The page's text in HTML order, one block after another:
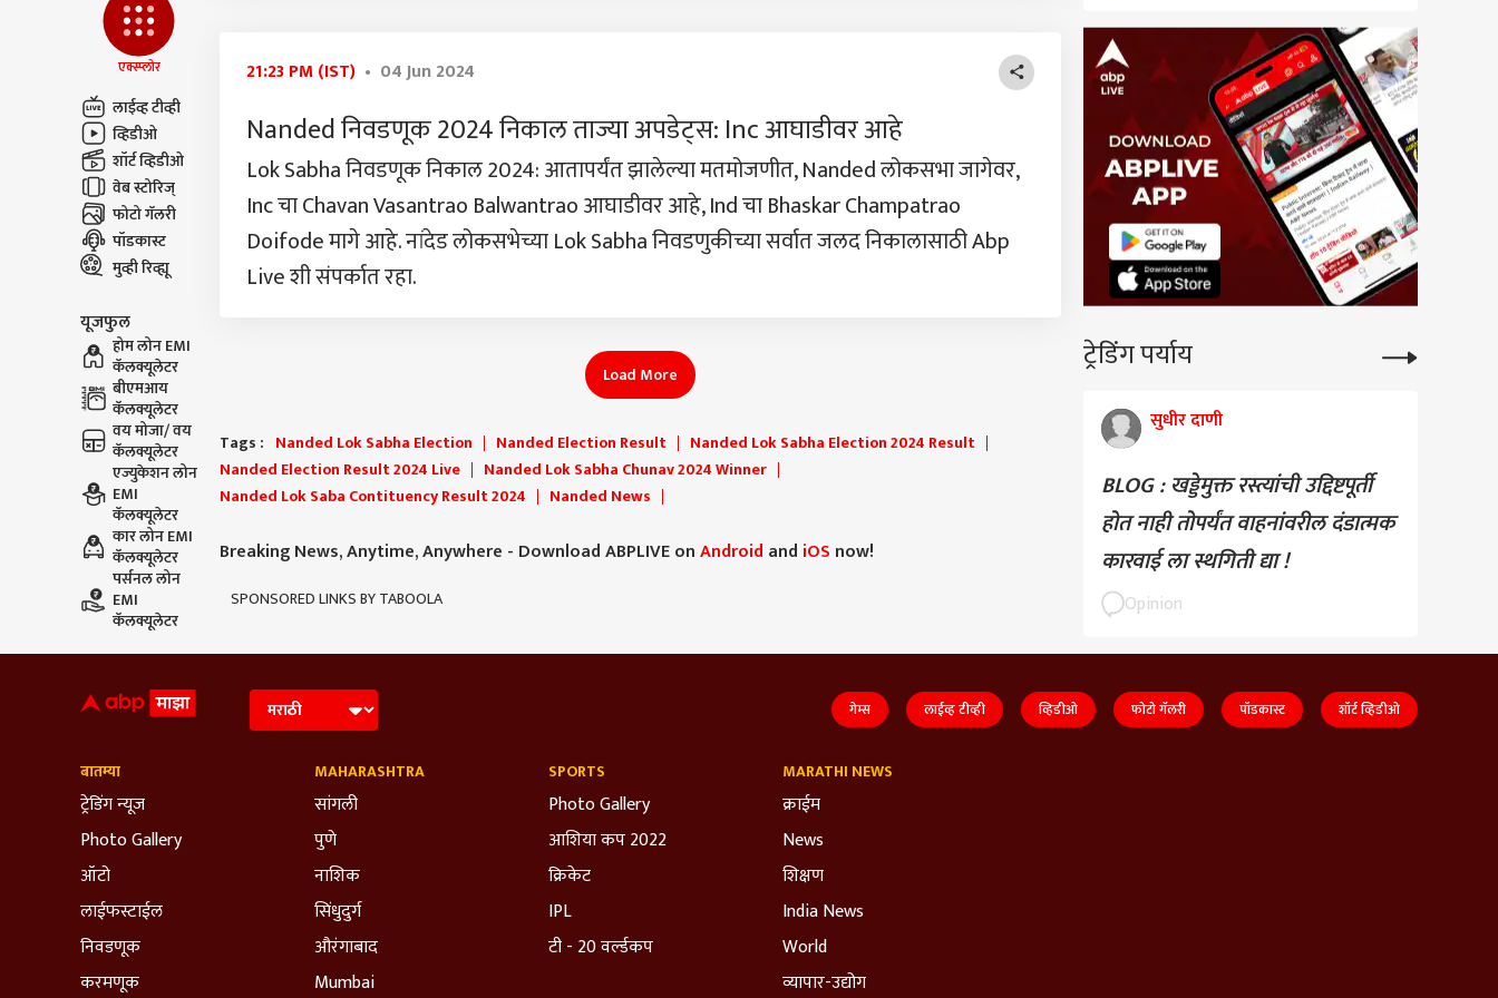
एक्स्प्लोर
लाईव्ह टीव्ही
व्हिडीओ
शॉर्ट व्हिडीओ
वेब स्टोरिज्
फोटो गॅलरी
पॉडकास्ट
मुव्ही रिव्ह्यू
यूजफुल
होम लोन EMI
कॅलक्यूलेटर
बीएमआय
कॅलक्यूलेटर
वय मोजा/ वय
कॅलक्यूलेटर
एज्युकेशन लोन
EMI
कॅलक्यूलेटर
कार लोन EMI
कॅलक्यूलेटर
पर्सनल लोन
EMI
कॅलक्यूलेटर
21:23 PM (IST) • 04 Jun 2024
Nanded निवडणूक 2024 निकाल ताज्या अपडेट्स: Inc आघाडीवर आहे
Lok Sabha निवडणूक निकाल 2024: आतापर्यंत झालेल्या मतमोजणीत, Nanded लोकसभा जागेवर,
Inc चा Chavan Vasantrao Balwantrao आघाडीवर आहे, Ind चा Bhaskar Champatrao
Doifode मागे आहे. नांदेड लोकसभेच्या Lok Sabha निवडणुकीच्या सर्वात जलद निकालासाठी Abp
Live शी संपर्कात रहा.
Load More
Tags : Nanded Lok Sabha Election Nanded Election Result
Nanded Lok Sabha Election 2024 Result
Nanded Election Result 2024 Live
Nanded Lok Sabha Chunav 2024 Winner
Nanded Lok Saba Contituency Result 2024
Nanded News
Breaking News, Anytime, Anywhere - Download ABPLIVE onAndroid and iOS now!
SPONSORED LINKS BY TABOOLA
ट्रेडिंग पर्याय
सुधीर दाणी
BLOG : खड्डेमुक्त रस्त्यांची उद्दिष्टपूर्ती
होत नाही तोपर्यंत वाहनांवरील दंडात्मक
कारवाई ला स्थगिती द्या !
Opinion
गेम्स लाईव्ह टीव्ही व्हिडीओ फोटो गॅलरी पॉडकास्ट शॉर्ट व्हिडीओ
बातम्या
ट्रेडिंग न्यूज
Photo Gallery
ऑटो
लाईफस्टाईल
निवडणूक
करमणूक
MAHARASHTRA
सांगली
पुणे
नाशिक
सिंधुदुर्ग
औरंगाबाद
Mumbai
SPORTS
Photo Gallery
आशिया कप 2022
क्रिकेट
IPL
टी - 20 वर्ल्डकप
MARATHI NEWS
क्राईम
News
शिक्षण
India News
World
व्यापार-उद्योग